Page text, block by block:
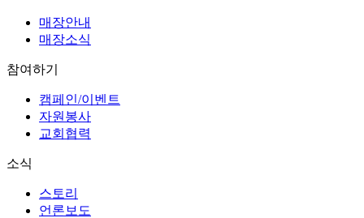
매장안내
매장소식
참여하기
캠페인/이벤트
자원봉사
교회협력
소식
스토리
언론보도